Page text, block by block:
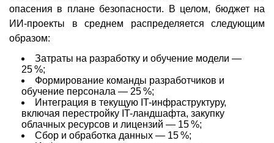
опасения в плане безопасности. В целом, бюджет на
ИИ-проекты в среднем распределяется следующим
образом:
Затраты на разработку и обучение модели —
25 %;
Формирование команды разработчиков и
обучение персонала — 25 %;
Интеграция в текущую IT-инфраструктуру,
включая перестройку IT-ландшафта, закупку
облачных ресурсов и лицензий — 15 %;
Сбор и обработка данных — 15 %;